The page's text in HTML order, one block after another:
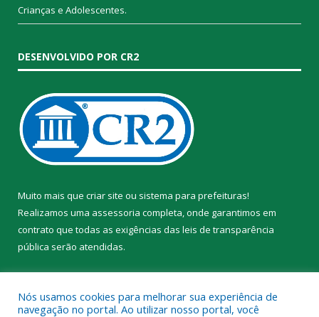
Crianças e Adolescentes.
DESENVOLVIDO POR CR2
Muito mais que criar site ou sistema para prefeituras!
Realizamos uma assessoria completa, onde garantimos em
contrato que todas as exigências das leis de transparência
pública serão atendidas.
Nós usamos cookies para melhorar sua experiência de
navegação no portal. Ao utilizar nosso portal, você